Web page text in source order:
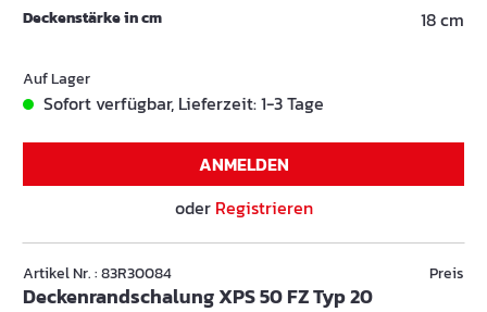
Deckenstärke in cm 18 cm
Auf Lager
Sofort verfügbar, Lieferzeit: 1-3 Tage
ANMELDEN
oder Registrieren
Artikel Nr. : 83R30084
Deckenrandschalung XPS 50 FZ Typ 20
Preis